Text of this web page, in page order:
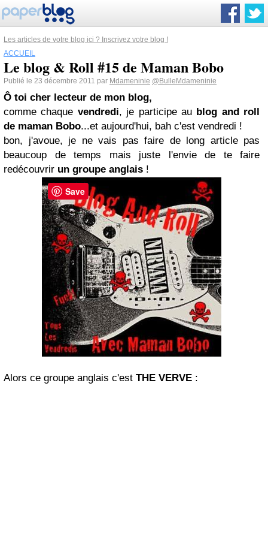
Les articles de votre blog ici ? Inscrivez votre blog !
ACCUEIL
Le blog & Roll #15 de Maman Bobo
Publié le 23 décembre 2011 par Mdameninie @BulleMdameninie
Ô toi cher lecteur de mon blog,
comme chaque vendredi, je participe aublog and roll
de maman Bobo...et aujourd'hui, bah c'est vendredi !
bon, j'avoue, je ne vais pas faire de long article pas
beaucoup de temps mais juste l'envie de te faire
redécouvrir un groupe anglais !
Alors ce groupe anglais c'est THE VERVE :
Save